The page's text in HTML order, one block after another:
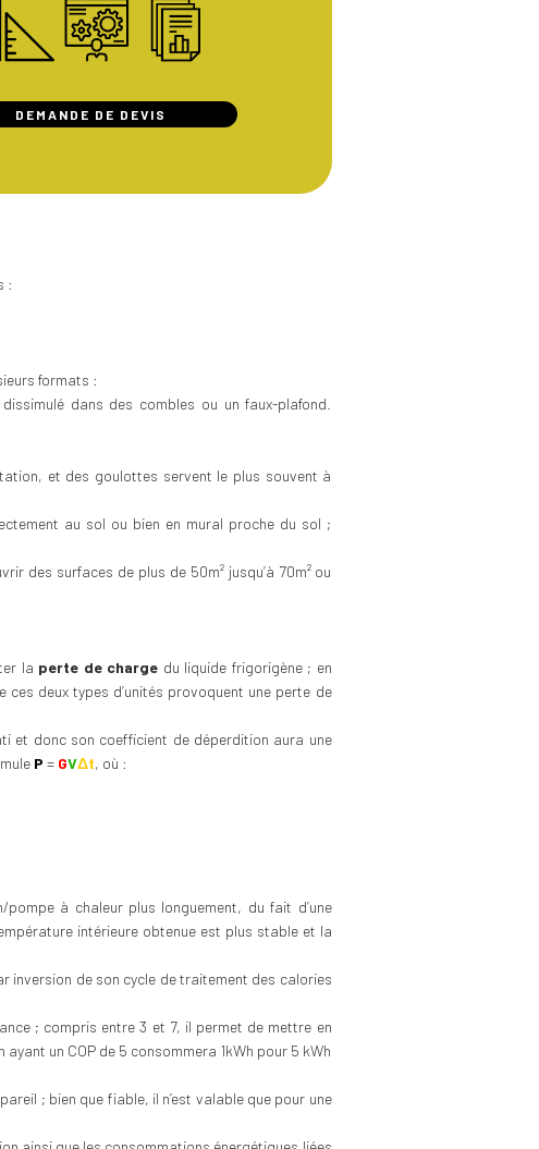
DEMANDE DE DEVIS
:
formats :
dans des combles ou un faux-plafond.
et des goulottes servent le plus souvent à
au sol ou bien en mural proche du sol ;
des surfaces de plus de 50m² jusqu’à 70m² ou
la perte de charge du liquide frigorigène ; en
deux types d’unités provoquent une perte de
et donc son coefficient de déperdition aura une
P = GVΔt, où :
à chaleur plus longuement, du fait d’une
intérieure obtenue est plus stable et la
inversion de son cycle de traitement des calories
; compris entre 3 et 7, il permet de mettre en
un COP de 5 consommera 1kWh pour 5 kWh
; bien que fiable, il n’est valable que pour une